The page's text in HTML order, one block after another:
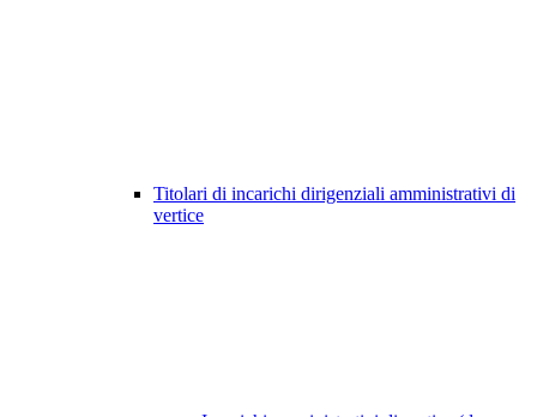
Titolari di incarichi dirigenziali amministrativi di
vertice